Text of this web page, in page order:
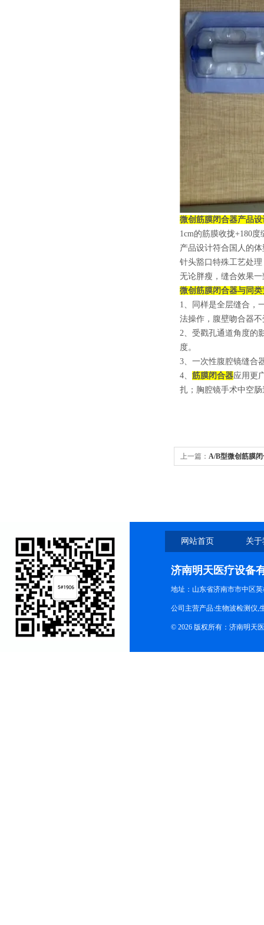
微创 筋膜闭合器产品
1cm的筋膜收拢+180度
产品设计符合国人的
针头豁口特殊工艺处
无论胖瘦，缝合效果一
微创 筋膜闭合器与同
1、同样是全层缝合，
法操作，腹壁吻合器
2、受戳孔通道角度的
度。
3、一次性腹腔镜缝合
4、 筋膜闭合器应用更
扎；胸腔镜手术中空
上一篇： A/B型微创筋膜
网站首页 关
济南明天医疗设备
地址：山东省济南市市中区
公司主营产品:生物波检测仪,
© 2026 版权所有：济南明天